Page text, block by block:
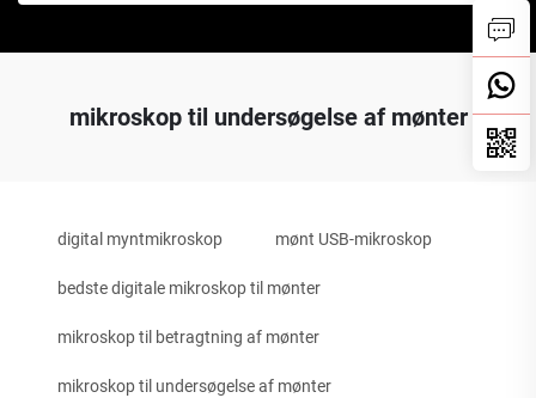
mikroskop til undersøgelse af mønter
digital myntmikroskop mønt USB-mikroskop
bedste digitale mikroskop til mønter
mikroskop til betragtning af mønter
mikroskop til undersøgelse af mønter